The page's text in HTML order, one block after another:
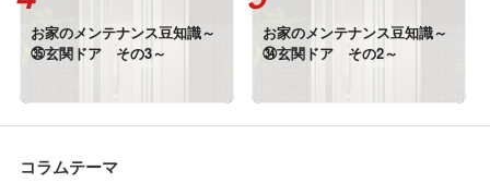
お家のメンテナンス豆知識～
㉟玄関ドア その3～
お家のメンテナンス豆知識～
㉞玄関ドア その2～
コラムテーマ